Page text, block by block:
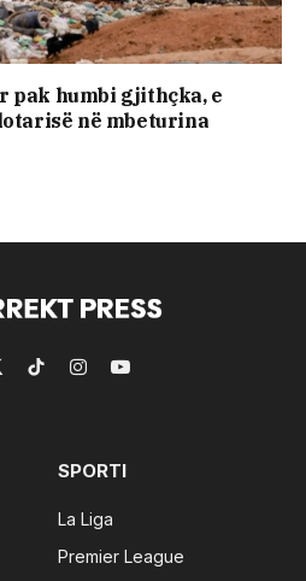
pak humbi gjithçka, e
në mbeturina
TikTokInstagramYouTube
SPORTI
La Liga
Premier League